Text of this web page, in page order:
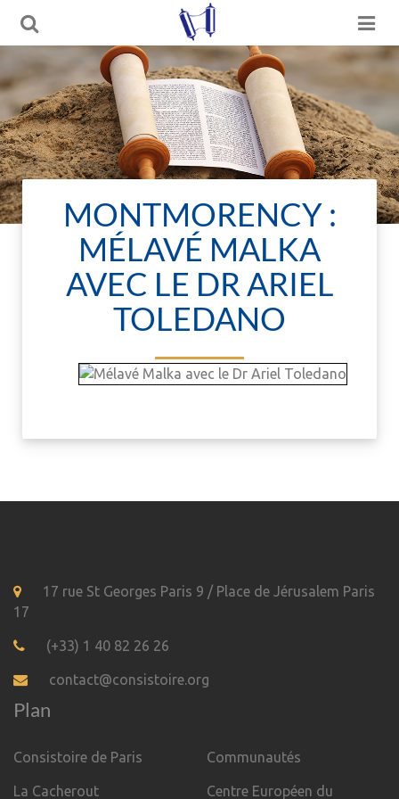
MONTMORENCY :
MÉLAVÉ MALKA
AVEC LE DR ARIEL
TOLEDANO
17 rue St Georges Paris 9 / Place de Jérusalem Paris
17
(+33) 1 40 82 26 26
contact@consistoire.org
Plan
Consistoire de Paris
La Cacherout
Communautés
Centre Européen du